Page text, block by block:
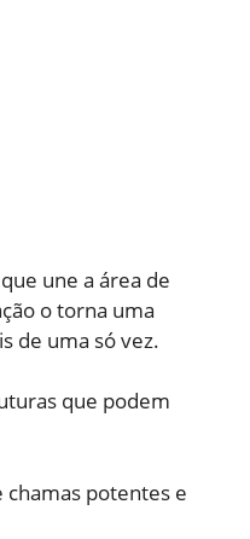
une a área de
o torna uma
de uma só vez.
que podem
chamas potentes e